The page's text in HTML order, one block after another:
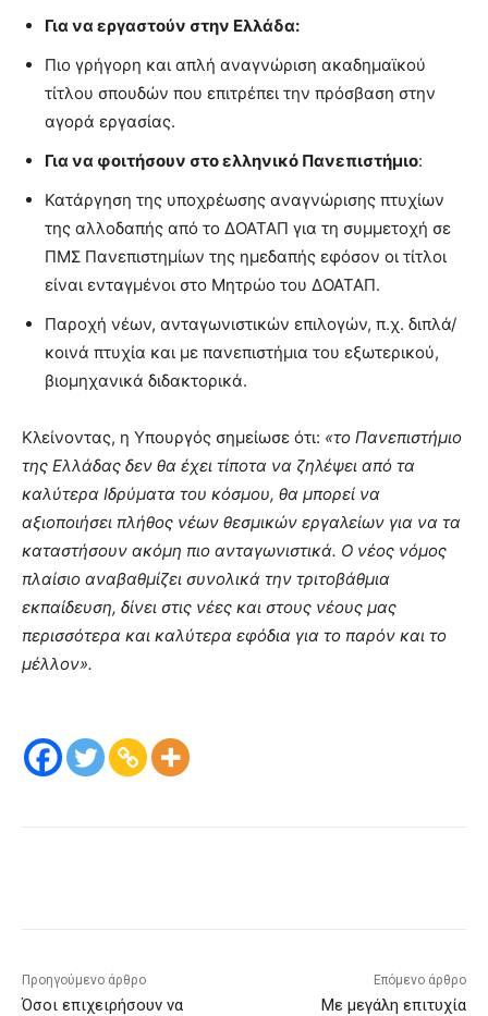
Για να εργαστούν στην Ελλάδα:
Πιο γρήγορη και απλή αναγνώριση ακαδημαϊκού
τίτλου σπουδών που επιτρέπει την πρόσβαση στην
αγορά εργασίας.
Για να φοιτήσουν στο ελληνικό Πανεπιστήμιο:
Κατάργηση της υποχρέωσης αναγνώρισης πτυχίων
της αλλοδαπής από το ΔΟΑΤΑΠ για τη συμμετοχή σε
ΠΜΣ Πανεπιστημίων της ημεδαπής εφόσον οι τίτλοι
είναι ενταγμένοι στο Μητρώο του ΔΟΑΤΑΠ.
Παροχή νέων, ανταγωνιστικών επιλογών, π.χ. διπλά/
κοινά πτυχία και με πανεπιστήμια του εξωτερικού,
βιομηχανικά διδακτορικά.
Κλείνοντας, η Υπουργός σημείωσε ότι: «το Πανεπιστήμιο
της Ελλάδας δεν θα έχει τίποτα να ζηλέψει από τα
καλύτερα Ιδρύματα του κόσμου, θα μπορεί να
αξιοποιήσει πλήθος νέων θεσμικών εργαλείων για να τα
καταστήσουν ακόμη πιο ανταγωνιστικά. Ο νέος νόμος
πλαίσιο αναβαθμίζει συνολικά την τριτοβάθμια
εκπαίδευση, δίνει στις νέες και στους νέους μας
περισσότερα και καλύτερα εφόδια για το παρόν και το
μέλλον».
Προηγούμενο άρθρο
Όσοι επιχειρήσουν να
Επόμενο άρθρο
Με μεγάλη επιτυχία